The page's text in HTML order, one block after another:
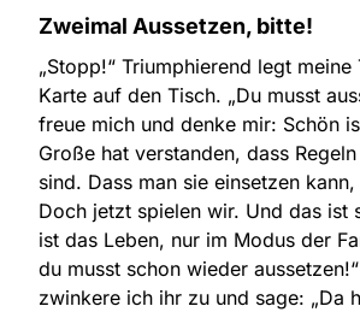
Zweimal Aussetzen, bitte!
„Stopp!“ Triumphierend legt meine
Karte auf den Tisch. „Du musst
freue mich und denke mir: Schön
Große hat verstanden, dass
sind. Dass man sie einsetzen
Doch jetzt spielen wir. Und das ist
ist das Leben, nur im Modus der
du musst schon wieder
zwinkere ich ihr zu und sage: „Da